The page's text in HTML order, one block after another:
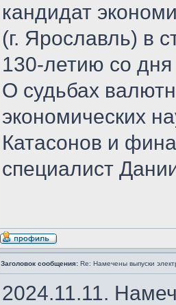
кандидат
(г. Ярославль) в
130-летию со
О судьбах
экономических
Катасонов и
специалист
Заголовок сообщения: Re: Намечены выпуски
2024.11.11.